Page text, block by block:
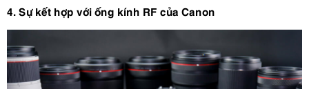
4. Sự kết hợp với ống kính RF của Canon